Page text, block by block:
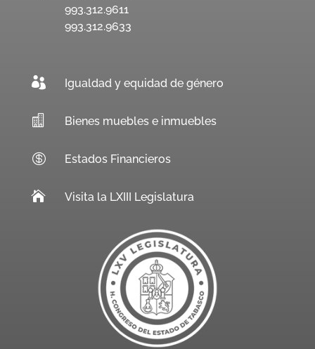
993.312.9611
993.312.9633
 Igualdad y equidad de género
 Bienes muebles e inmuebles
 Estados Financieros
 Visita la LXIII Legislatura